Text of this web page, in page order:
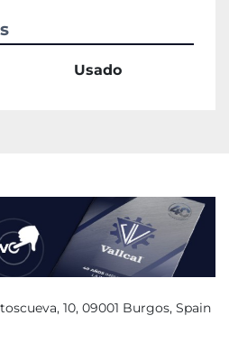
Usado
10, 09001 Burgos, Spain